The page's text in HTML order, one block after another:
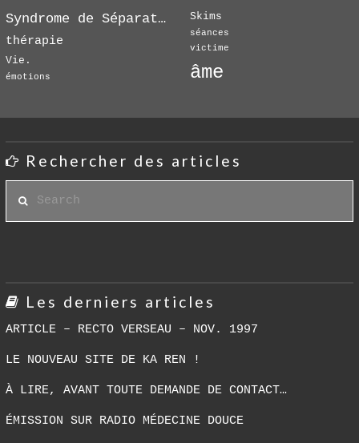
Skims
Syndrome de Séparation
séances
thérapie
victime
Vie.
âme
émotions
Rechercher des articles
Les derniers articles
ARTICLE – RECTO VERSEAU – NOV. 1997
LE NOUVEAU SITE DE KA REN !
À LIRE, AVANT TOUTE DEMANDE DE CONTACT…
ÉMISSION SUR RADIO MÉDECINE DOUCE